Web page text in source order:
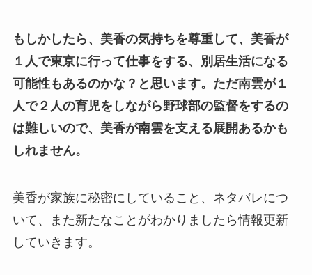
もしかしたら、美香の気持ちを尊重して、美香が
１人で東京に行って仕事をする、別居生活になる
可能性もあるのかな？と思います。ただ南雲が１
人で２人の育児をしながら野球部の監督をするの
は難しいので、美香が南雲を支える展開あるかも
しれません。
美香が家族に秘密にしていること、ネタバレにつ
いて、また新たなことがわかりましたら情報更新
していきます。